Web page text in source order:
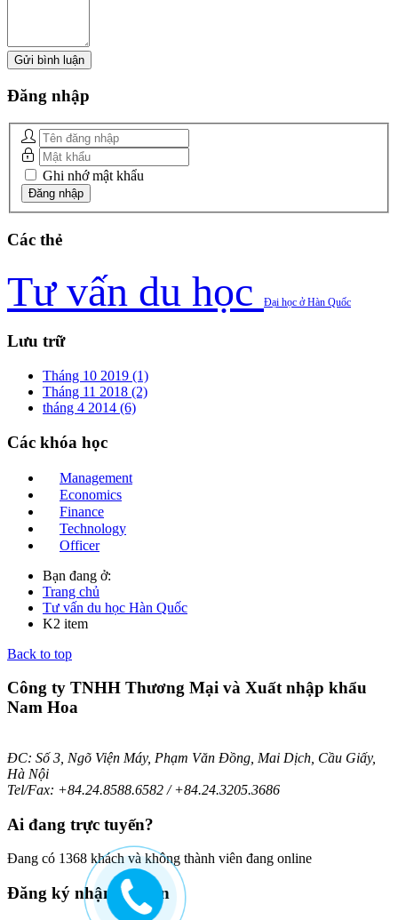
Đăng nhập
Ghi nhớ mật khẩu
Các thẻ
Tư vấn du học Đại học ở Hàn Quốc
Lưu trữ
Tháng 10 2019 (1)
Tháng 11 2018 (2)
tháng 4 2014 (6)
Các khóa học
Management
Economics
Finance
Technology
Officer
Bạn đang ở:
Trang chủ
Tư vấn du học Hàn Quốc
K2 item
Back to top
Công ty TNHH Thương Mại và Xuất nhập khẩu
Nam Hoa
ĐC: Số 3, Ngõ Viện Máy, Phạm Văn Đồng, Mai Dịch, Cầu Giấy,
Hà Nội
Tel/Fax: +84.24.8588.6582 / +84.24.3205.3686
Ai đang trực tuyến?
Đang có 1368 khách và không thành viên đang online
Đăng ký nhận bản tin